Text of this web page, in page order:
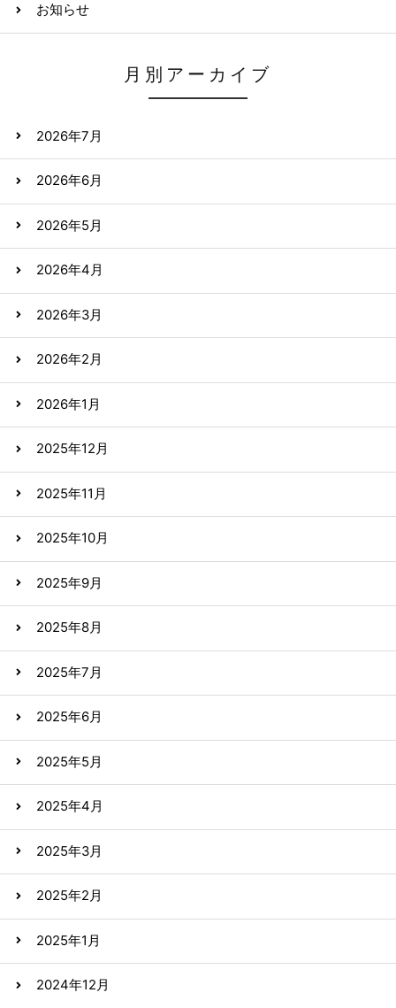
お知らせ
月別アーカイブ
2026年7月
2026年6月
2026年5月
2026年4月
2026年3月
2026年2月
2026年1月
2025年12月
2025年11月
2025年10月
2025年9月
2025年8月
2025年7月
2025年6月
2025年5月
2025年4月
2025年3月
2025年2月
2025年1月
2024年12月